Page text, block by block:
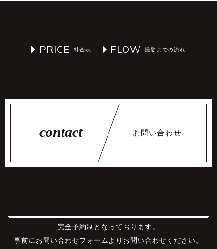
PRICE FLOW
お問い合わせ
完全予約制となっております。
事前にお問い合わせフォームよりお問い合わせください。